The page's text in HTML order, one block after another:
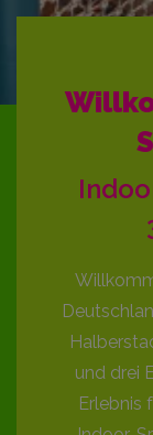
und drei
Erlebnis